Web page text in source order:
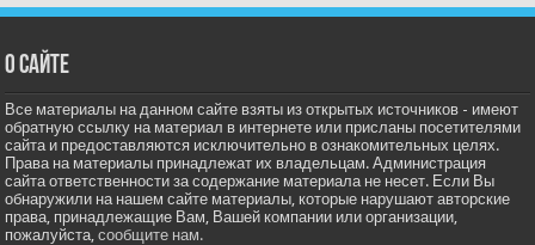
О сайте
Все материалы на данном сайте взяты из открытых источников - имеют
обратную ссылку на материал в интернете или присланы посетителями
сайта и предоставляются исключительно в ознакомительных целях.
Права на материалы принадлежат их владельцам. Администрация
сайта ответственности за содержание материала не несет. Если Вы
обнаружили на нашем сайте материалы, которые нарушают авторские
права, принадлежащие Вам, Вашей компании или организации,
пожалуйста,сообщите нам.